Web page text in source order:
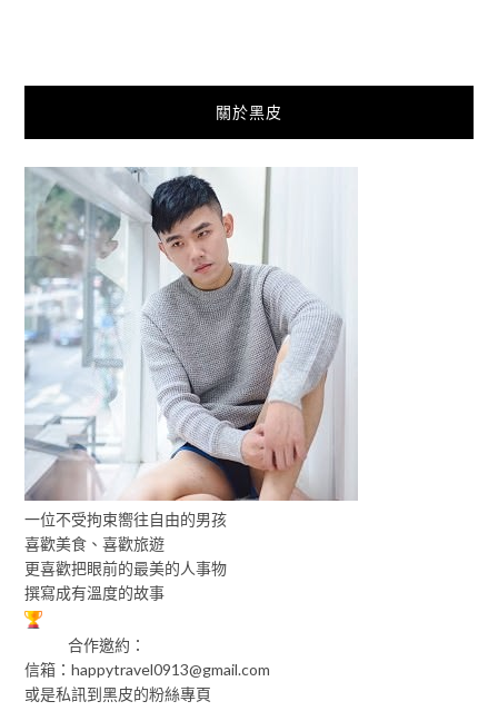
關於黑皮
一位不受拘束嚮往自由的男孩
喜歡美食、喜歡旅遊
更喜歡把眼前的最美的人事物
撰寫成有溫度的故事
合作邀約：
信箱：happytravel0913@gmail.com
或是私訊到黑皮的粉絲專頁